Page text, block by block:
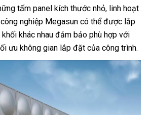
tấm panel kích thước nhỏ, linh hoạt
nghiệp Megasun có thể được lắp
khác nhau đảm bảo phù hợp với
ưu không gian lắp đặt của công trình.